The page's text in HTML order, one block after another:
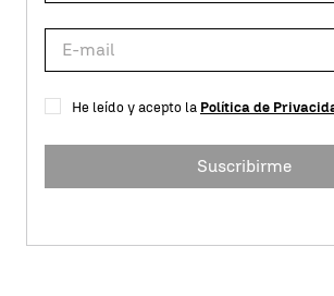
He leído y acepto la Política de
Suscribirme